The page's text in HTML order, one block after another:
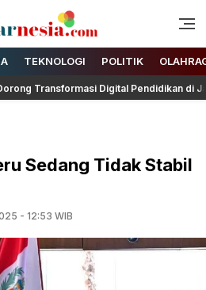
Radarnesia
Dibaca
TEKNOLOGI POLITIK
Digital Pendidikan di Jambi
Sedang Tidak Stabil
- 12:53 WIB